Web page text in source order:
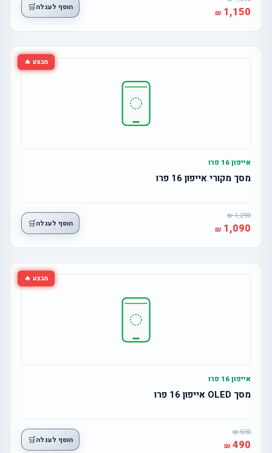
1,150 הוסף לעגלה🛒
מבצע 🔥
אייפון 16 פרו
מסך מקורי אייפון 16 פרו
1,290
1,090 הוסף לעגלה🛒
מבצע 🔥
אייפון 16 פרו
מסך OLED אייפון 16 פרו
590
490 הוסף לעגלה🛒